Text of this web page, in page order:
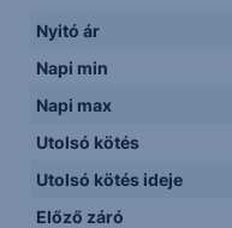
Nyitó ár
Napi min
Napi max
Utolsó kötés
Utolsó kötés ideje
Előző záró